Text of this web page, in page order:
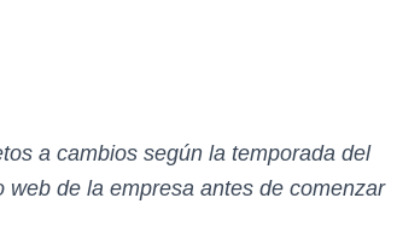
a cambios según la temporada del
de la empresa antes de comenzar